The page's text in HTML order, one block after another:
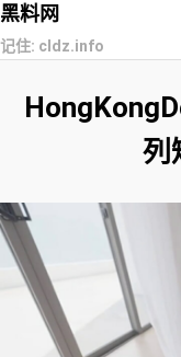
黑料网
记住: cldz.info
列